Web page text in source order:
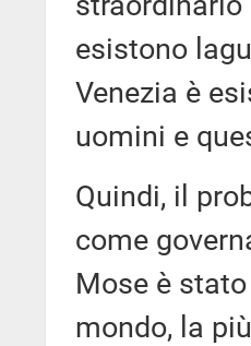
esistono
Venezia è
uomini e
Quindi, il
come
Mose è
mondo, la